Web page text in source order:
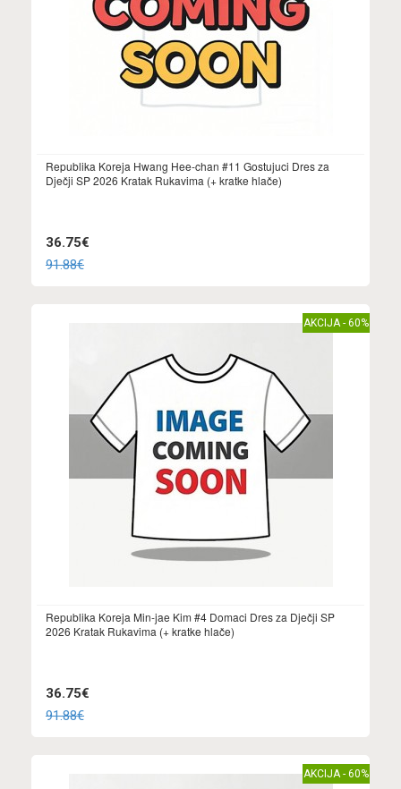
Republika Koreja Hwang Hee-chan #11 Gostujuci Dres za
Dječji SP 2026 Kratak Rukavima (+ kratke hlače)
36.75€
91.88€
AKCIJA - 60%
Republika Koreja Min-jae Kim #4 Domaci Dres za Dječji SP
2026 Kratak Rukavima (+ kratke hlače)
36.75€
91.88€
AKCIJA - 60%